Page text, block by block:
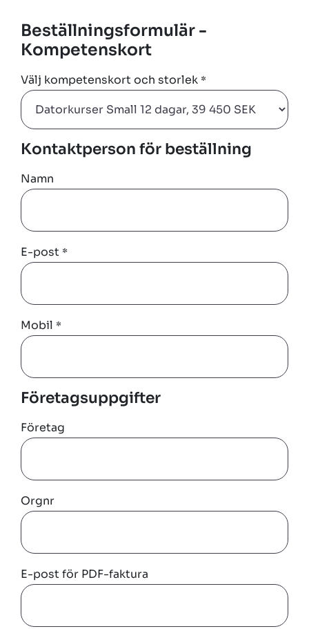
Beställningsformulär -
Kompetenskort
Välj kompetenskort och storlek *
Kontaktperson för beställning
Namn
E-post *
Mobil *
Företagsuppgifter
Företag
Orgnr
E-post för PDF-faktura